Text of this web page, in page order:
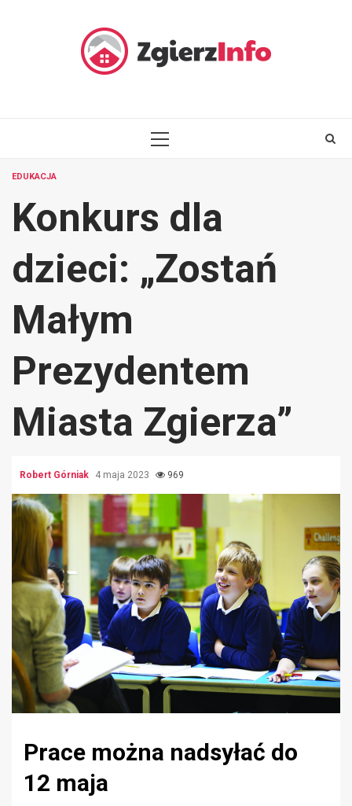
PRIMARY
EDUKACJA
Konkurs dla
dzieci: „Zostań
Małym
Prezydentem
Miasta Zgierza”
Robert Górniak 4 maja 2023 969
Prace można nadsyłać do
12 maja